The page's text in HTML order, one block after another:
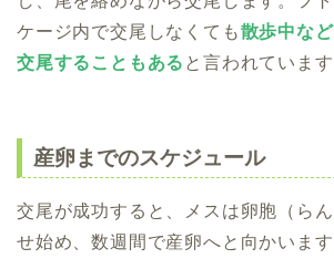
ケージ内で交尾しなくても散歩中な
交尾することもある と言われています
産卵までのスケジュール
交尾が成功すると、メスは卵胞（ら
せ始め、数週間で産卵へと向かいます